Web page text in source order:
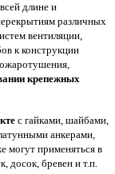
длине и
различных
вентиляции,
к конструкции
крепежных
с гайками, шайбами,
анкерами,
могут применяться в
досок, бревен и т.п.